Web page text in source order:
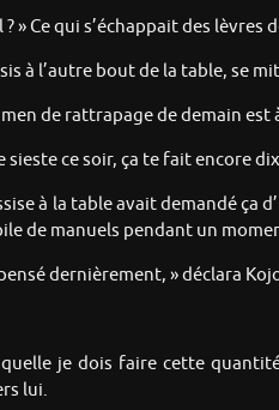
» Ce qui s’échappait des
à l’autre bout de la table,
de rattrapage de demain
sieste ce soir, ça te fait encore
à la table avait demandé ça
de manuels pendant un
dernièrement, » déclara
je dois faire cette
lui.